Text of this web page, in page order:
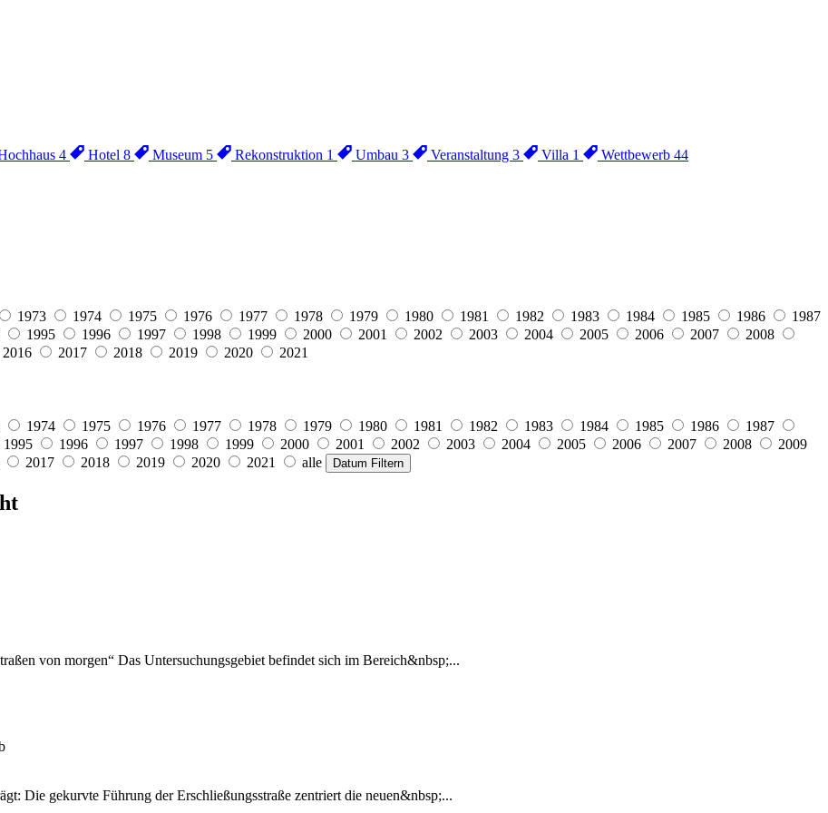
4 Hotel 8 Museum 5 Rekonstruktion 1 Umbau 3 Veranstaltung 3 Villa 1 Wettbewerb 44
1973 1974 1975 1976 1977 1978 1979 1980 1981 1982 1983 1984 1985 1986
1987
1995 1996 1997 1998 1999 2000 2001 2002 2003 2004 2005 2006 2007
2008
2016 2017 2018 2019 2020 2021
1974 1975 1976 1977 1978 1979 1980 1981 1982 1983 1984 1985 1986
1987
1995 1996 1997 1998 1999 2000 2001 2002 2003 2004 2005 2006 2007 2008
2009
2017 2018 2019 2020 2021 alle Datum Filtern
von morgen“ Das Untersuchungsgebiet befindet sich im Bereich&nbsp;...
Die gekurvte Führung der Erschließungsstraße zentriert die neuen&nbsp;...